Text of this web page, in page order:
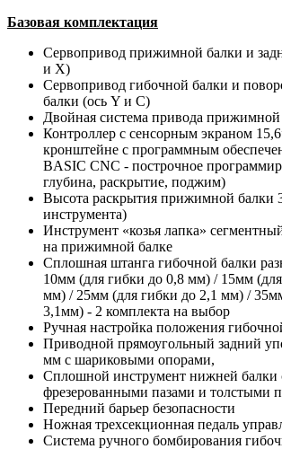
Базовая комплектация
Сервопривод прижимной балки и
и X)
Сервопривод гибочной балки и
балки (ось Y и С)
Двойная система привода
Контроллер с сенсорным экраном
кронштейне с программным
BASIC CNC - построчное
глубина, раскрытие, поджим)
Высота раскрытия прижимной балки
инструмента)
Инструмент «козья лапка»
на прижимной балке
Сплошная штанга гибочной балки
10мм (для гибки до 0,8 мм) / 15мм
мм) / 25мм (для гибки до 2,1 мм) /
3,1мм) - 2 комплекта на выбор
Ручная настройка положения
Приводной прямоугольный задний
мм с шариковыми опорами,
Сплошной инструмент нижней балки
фрезерованными пазами и толстыми
Передний барьер безопасности
Ножная трехсекционная педаль
Система ручного бомбирования